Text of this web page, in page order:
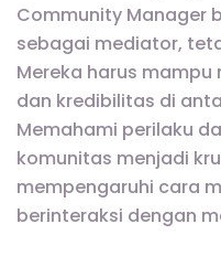
Community Manager
sebagai mediator,
Mereka harus
dan kredibilitas di
Memahami perilaku
komunitas menjadi
mempengaruhi cara
berinteraksi dengan